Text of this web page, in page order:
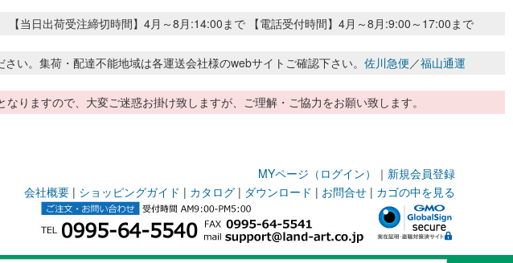
【当日出荷受注締切時間】4月～8月:14:00まで 【電話受付時間】4月～8月:9:00～17:00まで
い。集荷・配達不能地域は各運送会社様のwebサイトご確認下さい。 佐川急便／福山通運
りますので、大変ご迷惑お掛け致しますが、ご理解・ご協力をお願い致します。
MYページ（ログイン） ｜ 新規会員登録
会社概要 | ショッピングガイド | カタログ | ダウンロード | お問合せ | カゴの中を見る